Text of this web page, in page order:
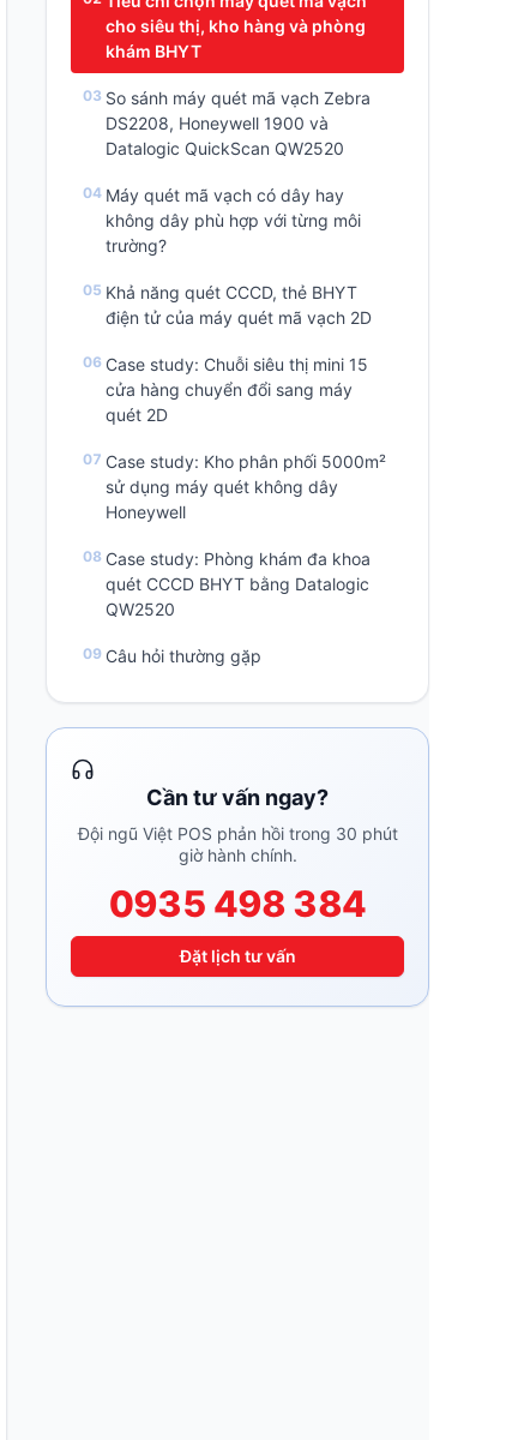
cho siêu thị, kho hàng và phòng
khám BHYT
So sánh máy quét mã vạch Zebra
DS2208, Honeywell 1900 và
Datalogic QuickScan QW2520
Máy quét mã vạch có dây hay
không dây phù hợp với từng môi
trường?
Khả năng quét CCCD, thẻ BHYT
điện tử của máy quét mã vạch 2D
Case study: Chuỗi siêu thị mini 15
cửa hàng chuyển đổi sang máy
quét 2D
Case study: Kho phân phối 5000m²
sử dụng máy quét không dây
Honeywell
Case study: Phòng khám đa khoa
quét CCCD BHYT bằng Datalogic
QW2520
Câu hỏi thường gặp
Cần tư vấn ngay?
Đội ngũ Việt POS phản hồi trong 30 phút
giờ hành chính.
0935 498 384
Đặt lịch tư vấn